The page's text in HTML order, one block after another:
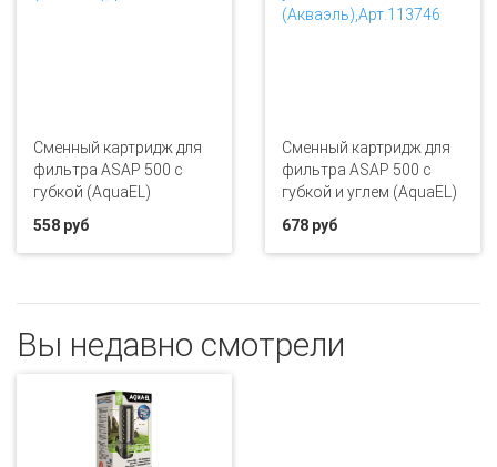
Сменный картридж для
фильтра ASAP 500 c
губкой (AquaEL)
558 руб
Сменный картридж для
фильтра ASAP 500 c
губкой и углем (AquaEL)
678 руб
Вы недавно смотрели